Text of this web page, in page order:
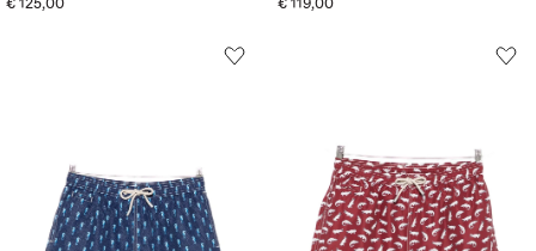
€ 125,00
€ 119,00